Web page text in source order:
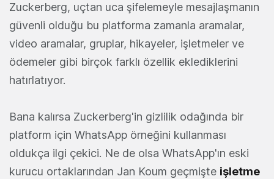
Zuckerberg, uçtan uca şifelemeyle mesajlaşmanın
güvenli olduğu bu platforma zamanla aramalar,
video aramalar, gruplar, hikayeler, işletmeler ve
ödemeler gibi birçok farklı özellik eklediklerini
hatırlatıyor.
Bana kalırsa Zuckerberg'in gizlilik odağında bir
platform için WhatsApp örneğini kullanması
oldukça ilgi çekici. Ne de olsa WhatsApp'ın eski
kurucu ortaklarından Jan Koum geçmişte işletme